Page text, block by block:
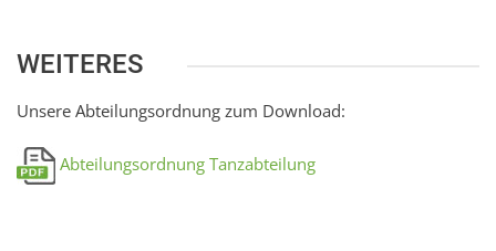
WEITERES
Unsere Abteilungsordnung zum Download:
Abteilungsordnung Tanzabteilung